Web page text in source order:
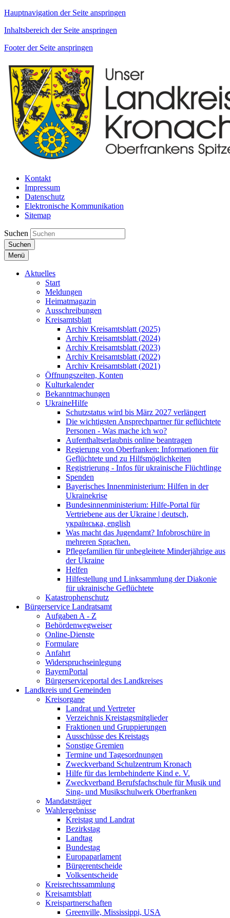
Hauptnavigation der Seite anspringen
Inhaltsbereich der Seite anspringen
Footer der Seite anspringen
Kontakt
Impressum
Datenschutz
Elektronische Kommunikation
Sitemap
Suchen
Suchen
Menü
Aktuelles
Start
Meldungen
Heimatmagazin
Ausschreibungen
Kreisamtsblatt
Archiv Kreisamtsblatt (2025)
Archiv Kreisamtsblatt (2024)
Archiv Kreisamtsblatt (2023)
Archiv Kreisamtsblatt (2022)
Archiv Kreisamtsblatt (2021)
Öffnungszeiten, Konten
Kulturkalender
Bekanntmachungen
UkraineHilfe
Schutzstatus wird bis März 2027 verlängert
Die wichtigsten Ansprechpartner für geflüchtete
Personen - Was mache ich wo?
Aufenthaltserlaubnis online beantragen
Regierung von Oberfranken: Informationen für
Geflüchtete und zu Hilfsmöglichkeiten
Registrierung - Infos für ukrainische Flüchtlinge
Spenden
Bayerisches Innenministerium: Hilfen in der
Ukrainekrise
Bundesinnenministerium: Hilfe-Portal für
Vertriebene aus der Ukraine | deutsch,
українська, english
Was macht das Jugendamt? Infobroschüre in
mehreren Sprachen.
Pflegefamilien für unbegleitete Minderjährige aus
der Ukraine
Helfen
Hilfestellung und Linksammlung der Diakonie
für ukrainische Geflüchtete
Katastrophenschutz
Bürgerservice Landratsamt
Aufgaben A - Z
Behördenwegweiser
Online-Dienste
Formulare
Anfahrt
Widerspruchseinlegung
BayernPortal
Bürgerserviceportal des Landkreises
Landkreis und Gemeinden
Kreisorgane
Landrat und Vertreter
Verzeichnis Kreistagsmitglieder
Fraktionen und Gruppierungen
Ausschüsse des Kreistags
Sonstige Gremien
Termine und Tagesordnungen
Zweckverband Schulzentrum Kronach
Hilfe für das lernbehinderte Kind e. V.
Zweckverband Berufsfachschule für Musik und
Sing- und Musikschulwerk Oberfranken
Mandatsträger
Wahlergebnisse
Kreistag und Landrat
Bezirkstag
Landtag
Bundestag
Europaparlament
Bürgerentscheide
Volksentscheide
Kreisrechtssammlung
Kreisamtsblatt
Kreispartnerschaften
Greenville, Mississippi, USA